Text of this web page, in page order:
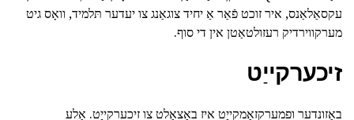
עקסאַלאַנס, איר זוכט פֿאַר אַ יחיד צוגאַנג צו יעדער תּלמיד, וואָס גיט
מערקווירדיק רעזולטאַטן אין די סוף.
זיכערקייַט
באַזונדער ופמערקזאַמקייַט איז באַצאָלט צו זיכערקייַט. אַלע